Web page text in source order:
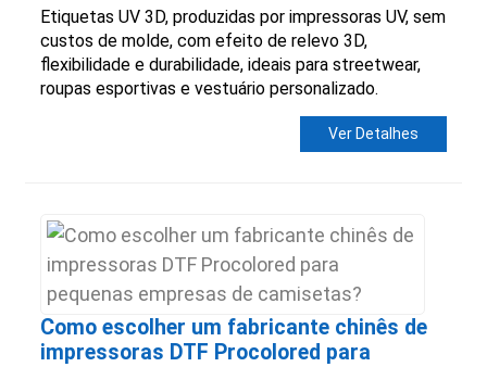
Etiquetas UV 3D, produzidas por impressoras UV, sem
custos de molde, com efeito de relevo 3D,
flexibilidade e durabilidade, ideais para streetwear,
roupas esportivas e vestuário personalizado.
Ver Detalhes
Como escolher um fabricante chinês de
impressoras DTF Procolored para